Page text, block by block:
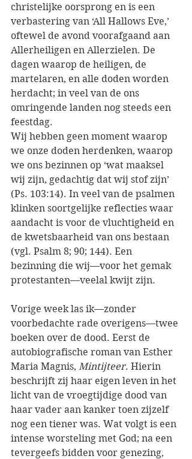
christelijke oorsprong en is een
verbastering van ‘All Hallows Eve,’
oftewel de avond voorafgaand aan
Allerheiligen en Allerzielen. De
dagen waarop de heiligen, de
martelaren, en alle doden worden
herdacht; in veel van de ons
omringende landen nog steeds een
feestdag.
Wij hebben geen moment waarop
we onze doden herdenken, waarop
we ons bezinnen op ‘wat maaksel
wij zijn, gedachtig dat wij stof zijn’
(Ps. 103:14). In veel van de psalmen
klinken soortgelijke reflecties waar
aandacht is voor de vluchtigheid en
de kwetsbaarheid van ons bestaan
(vgl. Psalm 8; 90; 144). Een
bezinning die wij—voor het gemak
protestanten—veelal kwijt zijn.
Vorige week las ik—zonder
voorbedachte rade overigens—twee
boeken over de dood. Eerst de
autobiografische roman van Esther
Maria Magnis, Mintijteer. Hierin
beschrijft zij haar eigen leven in het
licht van de vroegtijdige dood van
haar vader aan kanker toen zijzelf
nog een tiener was. Wat volgt is een
intense worsteling met God; na een
tevergeefs bidden voor genezing,